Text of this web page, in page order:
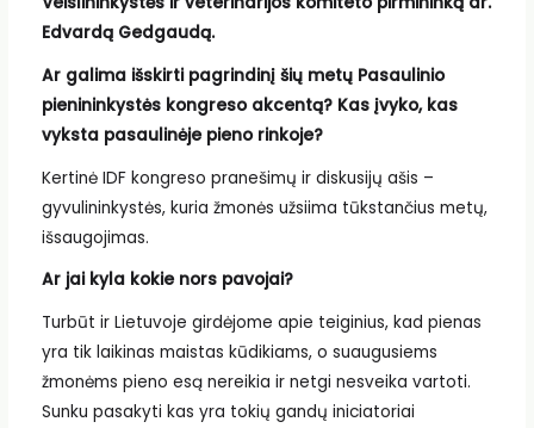
Edvardą Gedgaudą.
Ar galima išskirti pagrindinį šių metų Pasaulinio
pienininkystės kongreso akcentą? Kas įvyko, kas
vyksta pasaulinėje pieno rinkoje?
Kertinė IDF kongreso pranešimų ir diskusijų ašis –
gyvulininkystės, kuria žmonės užsiima tūkstančius metų,
išsaugojimas.
Ar jai kyla kokie nors pavojai?
Turbūt ir Lietuvoje girdėjome apie teiginius, kad pienas
yra tik laikinas maistas kūdikiams, o suaugusiems
žmonėms pieno esą nereikia ir netgi nesveika vartoti.
Sunku pasakyti kas yra tokių gandų iniciatoriai